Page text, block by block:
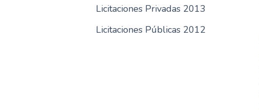
Licitaciones Privadas 2013
Licitaciones Públicas 2012